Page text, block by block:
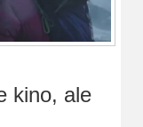
kino, ale